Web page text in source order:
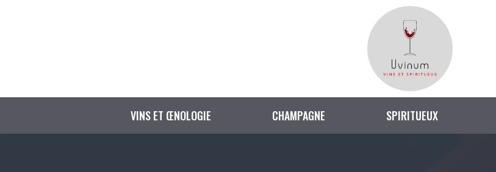
VINS ET ŒNOLOGIE CHAMPAGNE SPIRITUEUX